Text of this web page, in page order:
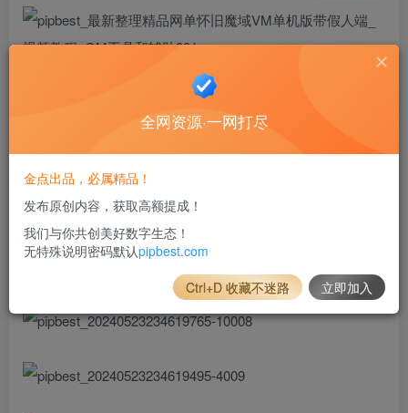
全网资源·一网打尽
金点出品，必属精品！
发布原创内容，获取高额提成！
我们与你共创美好数字生态！
无特殊说明密码默认pipbest.com
Ctrl+D 收藏不迷路 立即加入